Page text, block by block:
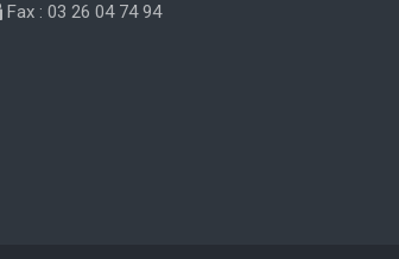
Fax : 03 26 04 74 94